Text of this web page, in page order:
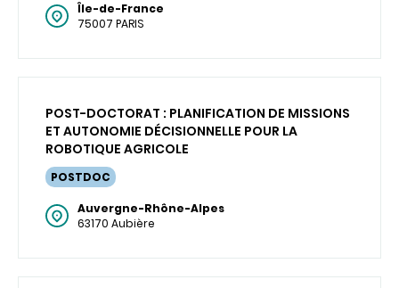
Île-de-France
75007 PARIS
POST-DOCTORAT : PLANIFICATION DE MISSIONS
ET AUTONOMIE DÉCISIONNELLE POUR LA
ROBOTIQUE AGRICOLE
POSTDOC
Auvergne-Rhône-Alpes
63170 Aubière